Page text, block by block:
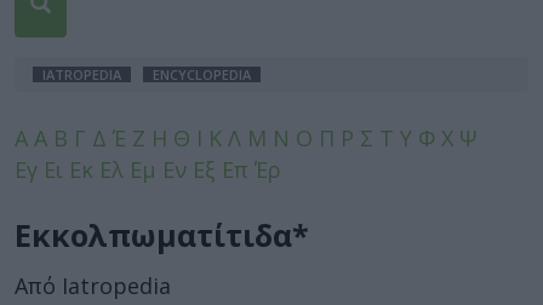
IATROPEDIA ENCYCLOPEDIA
A Α Β Γ Δ Έ Ζ Η Θ Ι Κ Λ Μ Ν Ο Π Ρ Σ Τ Υ Φ Χ Ψ
Εγ Ει Εκ Ελ Εμ Εν Εξ Επ Έρ
Εκκολπωματίτιδα*
Από Iatropedia